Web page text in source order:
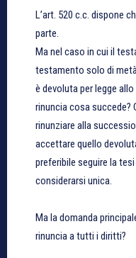
L’art. 520 c.c. dispone
parte.
Ma nel caso in cui il
testamento solo di
è devoluta per legge
rinuncia cosa succede?
rinunziare alla
accettare quello
preferibile seguire la
considerarsi unica.
Ma la domanda
rinuncia a tutti i diritti?